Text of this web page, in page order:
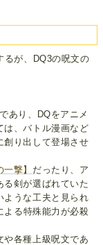
るが、DQ3の呪文の
あり、DQをアニメ
は、バトル漫画など
創り出して登場させ
一撃】 だったり、ア
る剣が選ばれていた
ような工夫と見られ
よる特殊能力が必殺
や各種上級呪文であ